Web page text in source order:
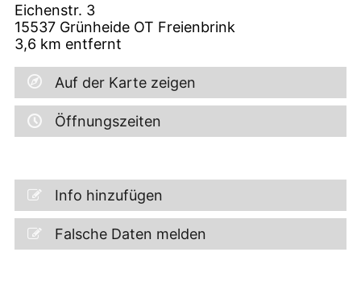
Eichenstr. 3
15537 Grünheide OT Freienbrink
3,6 km entfernt
Auf der Karte zeigen
Öffnungszeiten
Info hinzufügen
Falsche Daten melden